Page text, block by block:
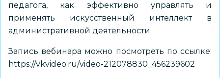
педагога, как эффективно управлять и
применять искусственный интеллект в
административной деятельности.
Запись вебинара можно посмотреть по ссылке:
https://vkvideo.ru/video-212078830_456239602